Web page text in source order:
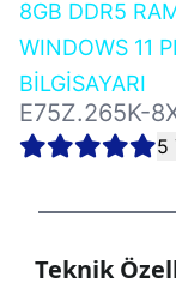
8GB DDR5
WINDOWS 11
BİLGİSAYARI
E75Z.265K-
5
Teknik